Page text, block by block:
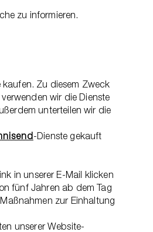
zu informieren.
kaufen. Zu diesem Zweck
wir die Dienste
unterteilen wir die
-Dienste gekauft
in unserer E-Mail klicken
fünf Jahren ab dem Tag
zur Einhaltung
unserer Website-